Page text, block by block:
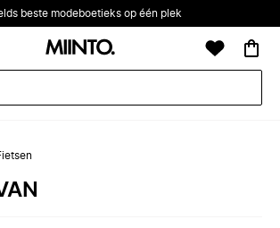
beste modeboetieks op één plek